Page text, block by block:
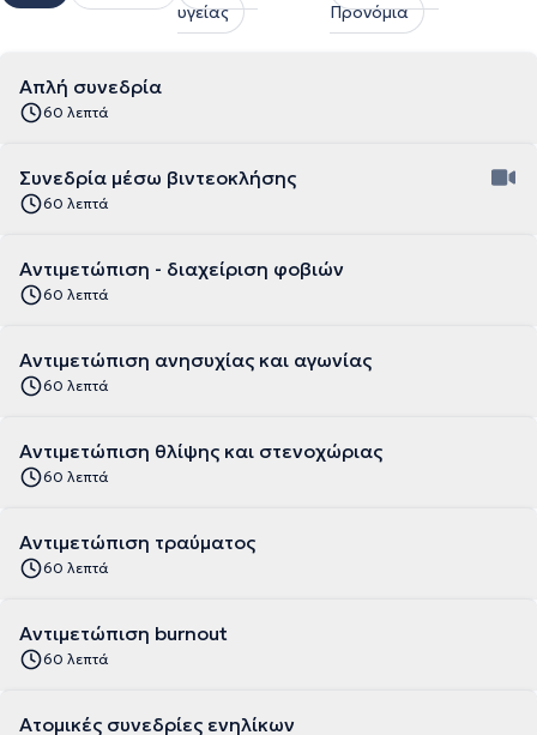
υγείας
Προνόμια
Απλή συνεδρία
60 λεπτά
Συνεδρία μέσω βιντεοκλήσης
60 λεπτά
Αντιμετώπιση - διαχείριση φοβιών
60 λεπτά
Αντιμετώπιση ανησυχίας και αγωνίας
60 λεπτά
Αντιμετώπιση θλίψης και στενοχώριας
60 λεπτά
Αντιμετώπιση τραύματος
60 λεπτά
Αντιμετώπιση burnout
60 λεπτά
Ατομικές συνεδρίες ενηλίκων